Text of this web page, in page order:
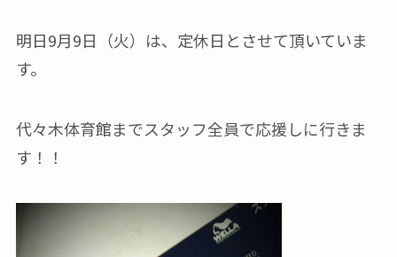
明日9月9日（火）は、定休日とさせて頂いていま
す。
代々木体育館までスタッフ全員で応援しに行きま
す！！